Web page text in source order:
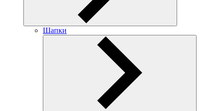
Шапки